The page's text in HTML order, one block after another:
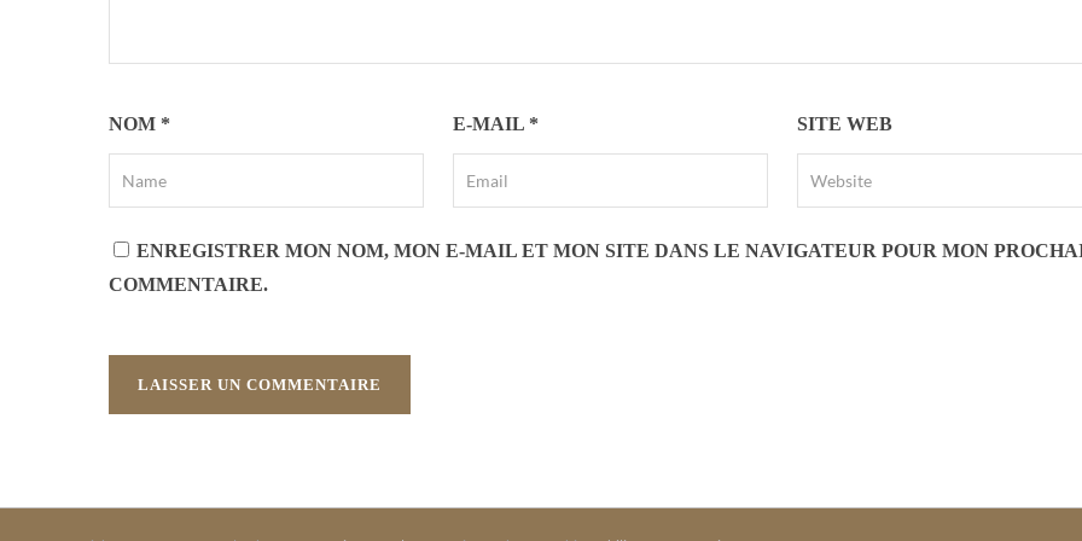
NOM * E-MAIL * SITE WEB
ENREGISTRER MON NOM, MON E-MAIL ET MON SITE DANS LE NAVIGATEUR POUR MON
COMMENTAIRE.